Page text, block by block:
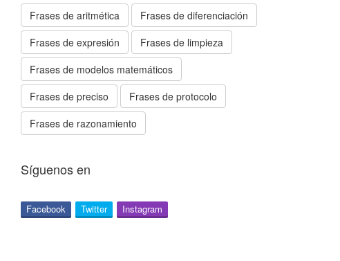
Frases de aritmética
Frases de diferenciación
Frases de expresión
Frases de limpieza
Frases de modelos matemáticos
Frases de preciso
Frases de protocolo
Frases de razonamiento
Síguenos en
Facebook Twitter Instagram